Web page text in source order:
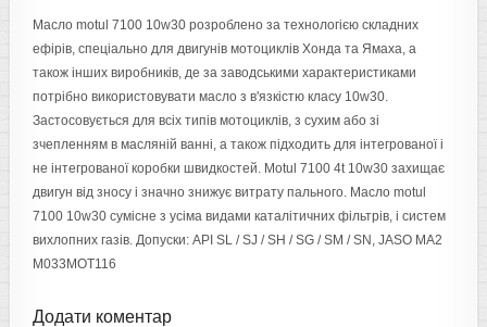
Масло motul 7100 10w30 розроблено за технологією складних
ефірів, спеціально для двигунів мотоциклів Хонда та Ямаха, а
також інших виробників, де за заводськими характеристиками
потрібно використовувати масло з в'язкістю класу 10w30.
Застосовується для всіх типів мотоциклів, з сухим або зі
зчепленням в масляній ванні, а також підходить для інтегрованої і
не інтегрованої коробки швидкостей. Motul 7100 4t 10w30 захищає
двигун від зносу і значно знижує витрату пального. Масло motul
7100 10w30 сумісне з усіма видами каталітичних фільтрів, і систем
вихлопних газів. Допуски: API SL / SJ / SH / SG / SM / SN, JASO MA2
M033MOT116
Додати коментар